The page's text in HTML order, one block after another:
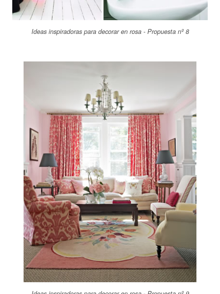
Ideas inspiradoras para decorar en rosa - Propuesta nº 8